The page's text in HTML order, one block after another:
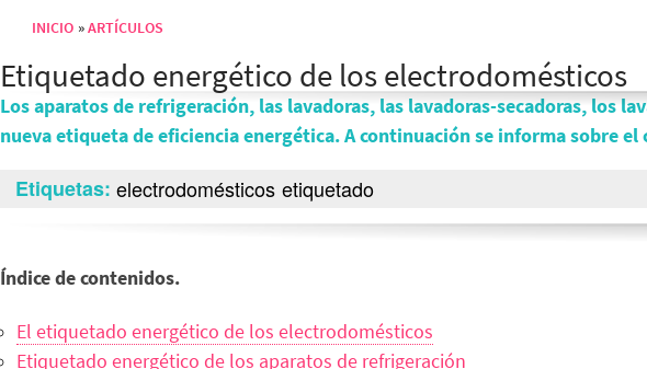
Sobrescribir enlaces de ayuda a la navegación
INICIO ARTÍCULOS
Etiquetado energético de los electrodomésticos
Los aparatos de refrigeración, las lavadoras, las lavadoras-secadoras, los
nueva etiqueta de eficiencia energética. A continuación se informa sobre el
Etiquetas electrodomésticos etiquetado
Índice de contenidos.
El etiquetado energético de los electrodomésticos
Etiquetado energético de los aparatos de refrigeración